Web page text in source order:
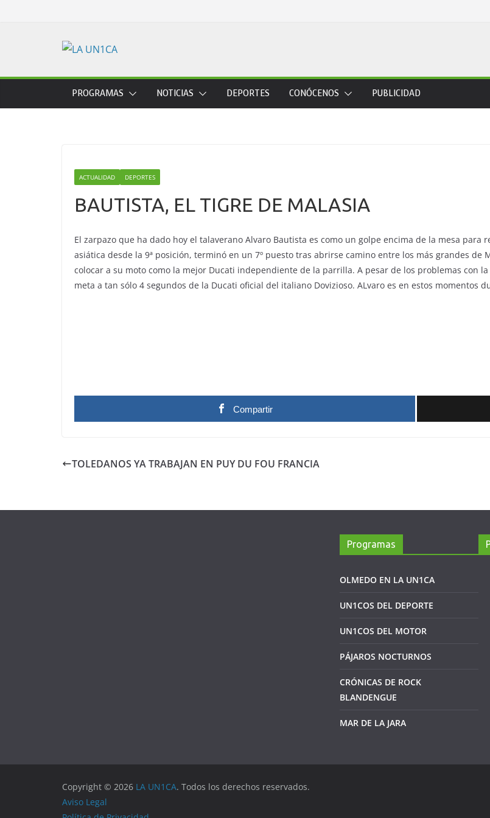
PROGRAMAS NOTICIAS DEPORTES CONÓCENOS PUBLICIDAD
ACTUALIDAD DEPORTES
BAUTISTA, EL TIGRE DE MALASIA
El zarpazo que ha dado hoy el talaverano Alvaro Bautista es como un golpe encima de la mesa
asiática desde la 9ª posición, terminó en un 7º puesto tras abrirse camino entre los más grandes
colocar a su moto como la mejor Ducati independiente de la parrilla. A pesar de los problemas con
meta a tan sólo 4 segundos de la Ducati oficial del italiano Dovizioso. ALvaro es en estos momentos
Compartir
TOLEDANOS YA TRABAJAN EN PUY DU FOU FRANCIA
Programas
OLMEDO EN LA UN1CA
UN1COS DEL DEPORTE
UN1COS DEL MOTOR
PÁJAROS NOCTURNOS
CRÓNICAS DE ROCK
BLANDENGUE
MAR DE LA JARA
Copyright © 2026 LA UN1CA. Todos los derechos reservados.
Aviso Legal